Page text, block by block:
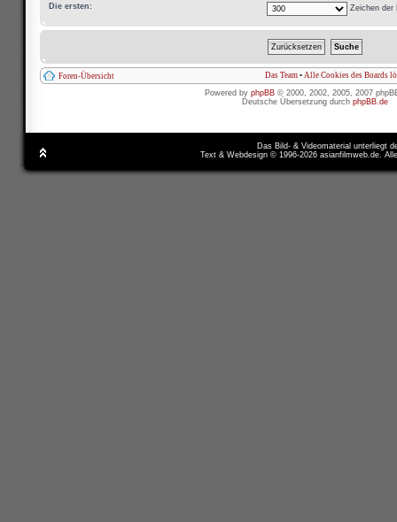
Die ersten: Zeichen der
Foren-Übersicht Das Team • Alle Cookies des Boards
Powered by phpBB © 2000, 2002, 2005, 2007
Deutsche Übersetzung durch phpBB.de
Das Bild- & Videomaterial unterliegt
Text & Webdesign © 1996-2026 asianfilmweb.de.